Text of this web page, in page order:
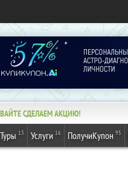
СДЕЛАЕМ АКЦИЮ!
Туры 13 Услуги 16 ПолучиКупон 95